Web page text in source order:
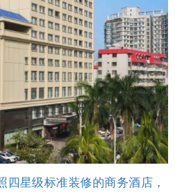
四星级标准装修的商务酒店，